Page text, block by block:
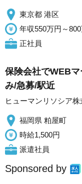
東京都 港区
年収550万円～
正社員
保険会社でWEB
み/急募/駅近
ヒューマンリソシア株
福岡県 粕屋町
時給1,500円
派遣社員
Sponsored by